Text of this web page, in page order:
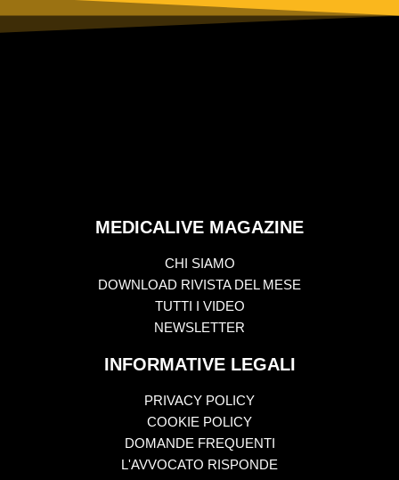
MEDICALIVE MAGAZINE
CHI SIAMO
DOWNLOAD RIVISTA DEL MESE
TUTTI I VIDEO
NEWSLETTER
INFORMATIVE LEGALI
PRIVACY POLICY
COOKIE POLICY
DOMANDE FREQUENTI
L'AVVOCATO RISPONDE